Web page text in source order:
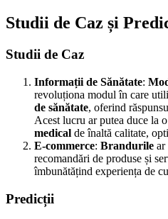
Studii de Caz și
Studii de Caz
Informații de Sănătate:
revoluționa modul în care
de sănătate, oferind
Acest lucru ar putea duce la
medical de înaltă calitate,
E-commerce: Brandurile ar
recomandări de produse și
îmbunătățind experiența de
Predicții